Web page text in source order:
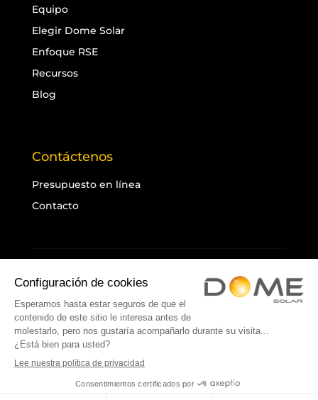
Equipo
Elegir Dome Solar
Enfoque RSE
Recursos
Blog
Contáctenos
Presupuesto en línea
Contacto
Información legal
Política de privacidad
Cookies
Mapa del sitio